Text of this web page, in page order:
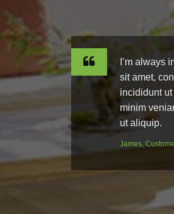
I’m always
sit amet,
incididunt
minim
ut aliquip.
James,